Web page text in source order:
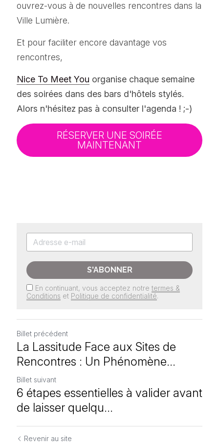
ouvrez-vous à de nouvelles rencontres dans la
Ville Lumière.
Et pour faciliter encore davantage vos
rencontres,
Nice To Meet You organise chaque semaine
des soirées dans des bars d'hôtels stylés.
Alors n'hésitez pas à consulter l'agenda ! ;-)
RÉSERVER UNE SOIRÉE
MAINTENANT
S'ABONNER
En continuant, vous acceptez notre termes &
Conditions et Politique de confidentialité.
Billet précédent
La Lassitude Face aux Sites de
Rencontres : Un Phénomène...
Billet suivant
6 étapes essentielles à valider avant
de laisser quelqu...
Revenir au site